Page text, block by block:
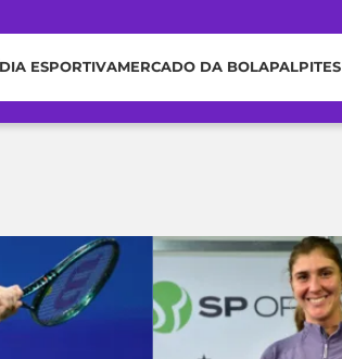
ESPORTIVAMERCADO DA BOLAPALPITES